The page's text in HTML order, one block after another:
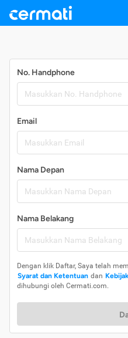
No. Handphone
Email
Nama Depan
Nama Belakang
Dengan klik Daftar, Saya telah
Syarat dan Ketentuan dan
dihubungi oleh Cermati.com.